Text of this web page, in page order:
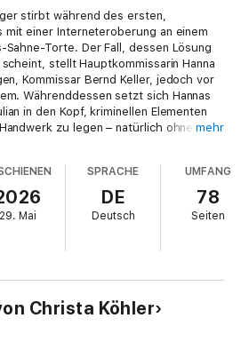
stirbt während des ersten,
mit einer Interneteroberung an einem
Torte. Der Fall, dessen Lösung
stellt Hauptkommissarin Hanna
Kommissar Bernd Keller, jedoch vor
Währenddessen setzt sich Hannas
in den Kopf, kriminellen Elementen
zu legen – natürlich ohne
unter dem Titel ›Rache ist süß‹ in
veröffentlicht und von der Autorin für
2026 aktualisiert und neu bearbeitet.
mehr
29. Mai
SPRACHE
DE
Deutsch
UMFANG
78
Seiten
Christa Köhler